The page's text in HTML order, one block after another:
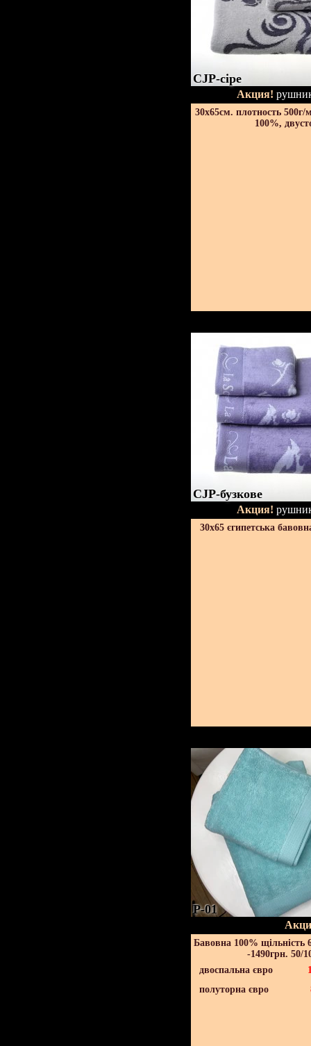
CJP-сіре
Акция!
30х65см. плотность 500г/
100%,
CJP-бузкове
Акция!
30х65 єгипетська
P-01
Бавовна 100% щільність
-1490грн. 50/
двоспальна євро
полуторна євро